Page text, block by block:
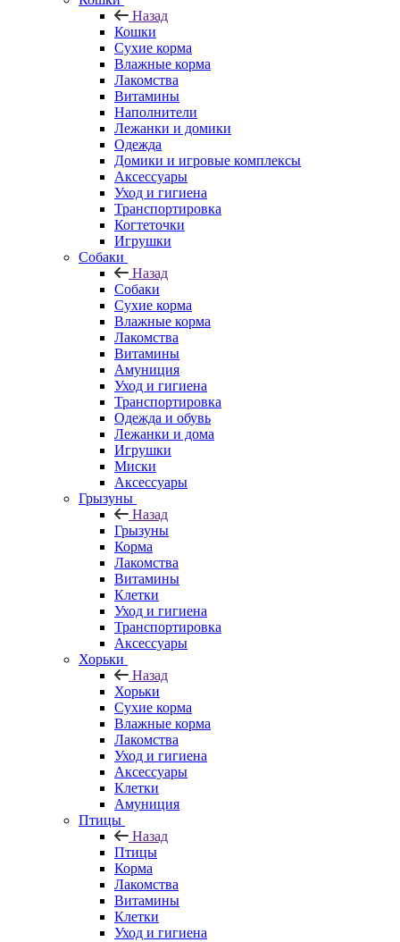
Назад
Кошки
Сухие корма
Влажные корма
Лакомства
Витамины
Наполнители
Лежанки и домики
Одежда
Домики и игровые комплексы
Аксессуары
Уход и гигиена
Транспортировка
Когтеточки
Игрушки
Собаки
Назад
Собаки
Сухие корма
Влажные корма
Лакомства
Витамины
Амуниция
Уход и гигиена
Транспортировка
Одежда и обувь
Лежанки и дома
Игрушки
Миски
Аксессуары
Грызуны
Назад
Грызуны
Корма
Лакомства
Витамины
Клетки
Уход и гигиена
Транспортировка
Аксессуары
Хорьки
Назад
Хорьки
Сухие корма
Влажные корма
Лакомства
Уход и гигиена
Аксессуары
Клетки
Амуниция
Птицы
Назад
Птицы
Корма
Лакомства
Витамины
Клетки
Уход и гигиена